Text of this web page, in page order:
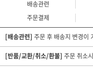
배송관련
주문결제
[배송관련] 주문 후 배송지 변경이
[반품/교환/취소/환불] 주문 취소